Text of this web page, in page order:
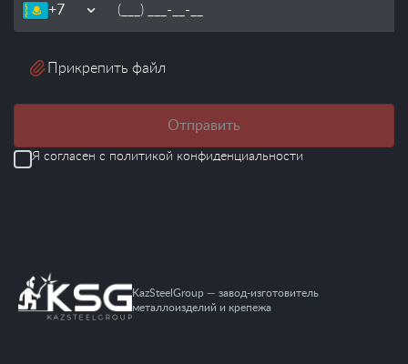
Прикрепить файл
Отправить
Я согласен с политикой конфиденциальности
KazSteelGroup — завод-изготовитель
металлоизделий и крепежа